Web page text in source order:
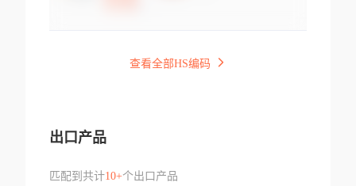
查看全部HS编码
出口产品
匹配到共计10+个出口产品